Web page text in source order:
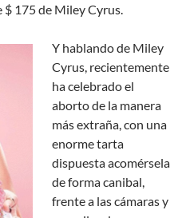
175 de Miley Cyrus.
Y hablando de Miley
Cyrus, recientemente
ha celebrado el
aborto de la manera
más extraña, con una
enorme tarta
dispuesta acomérsela
de forma canibal,
frente a las cámaras y